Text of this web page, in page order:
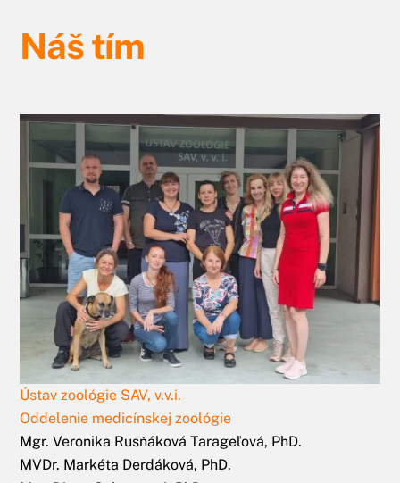
Náš tím
Ústav zoológie SAV, v.v.i.
Oddelenie medicínskej zoológie
Mgr. Veronika Rusňáková Tarageľová, PhD.
MVDr. Markéta Derdáková, PhD.